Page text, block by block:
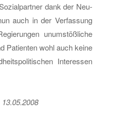
dank der Neu­
auch in der Ver­fas­sung
un­um­stöß­li­che
Pa­ti­en­ten wohl auch keine
In­ter­es­sen
13.05.2008